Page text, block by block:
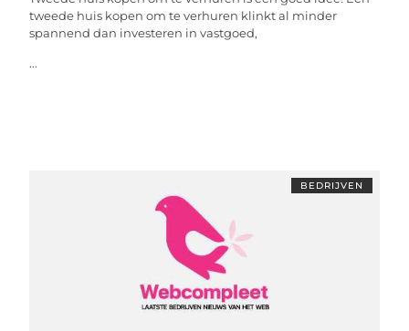
tweede huis kopen om te verhuren klinkt al minder
spannend dan investeren in vastgoed,
...
BEDRIJVEN